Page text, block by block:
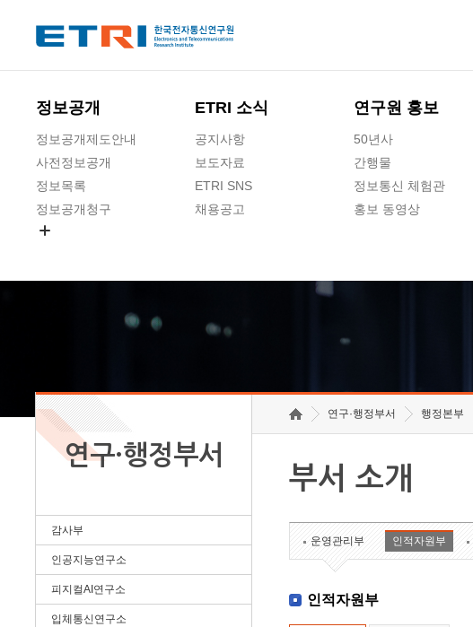
정보공개
정보공개제도안내
사전정보공개
정보목록
정보공개청구
ETRI 소식
공지사항
보도자료
ETRI SNS
채용공고
연구원 홍보
50년사
간행물
정보통신 체험관
홍보 동영상
연구·행정부서
감사부
인공지능연구소
피지컬AI연구소
입체통신연구소
연구·행정부서 행정본부
부서 소개
운영관리부 인적자원부
인적자원부